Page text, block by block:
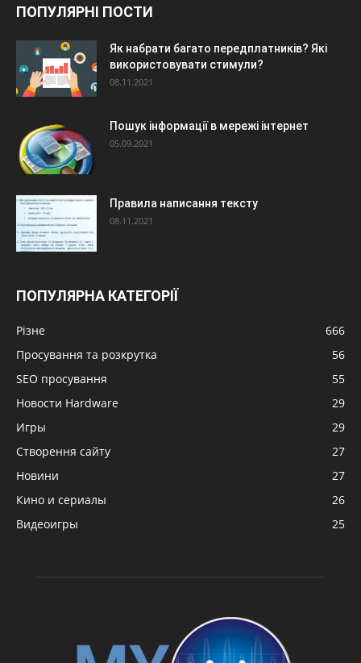
ПОПУЛЯРНІ ПОСТИ
Як набрати багато передплатників? Які
використовувати стимули?
08.11.2021
Пошук інформації в мережі інтернет
05.09.2021
Правила написання тексту
08.11.2021
ПОПУЛЯРНА КАТЕГОРІЇ
Різне
666
Просування та розкрутка
56
SEO просування
55
Новости Hardware
29
Игры
29
Створення сайту
27
Новини
27
Кино и сериалы
26
Видеоигры
25